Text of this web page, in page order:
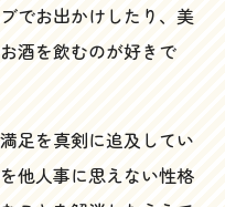
でお出かけしたり、美
酒を飲むのが好きで
足を真剣に追及してい
他人事に思えない性格